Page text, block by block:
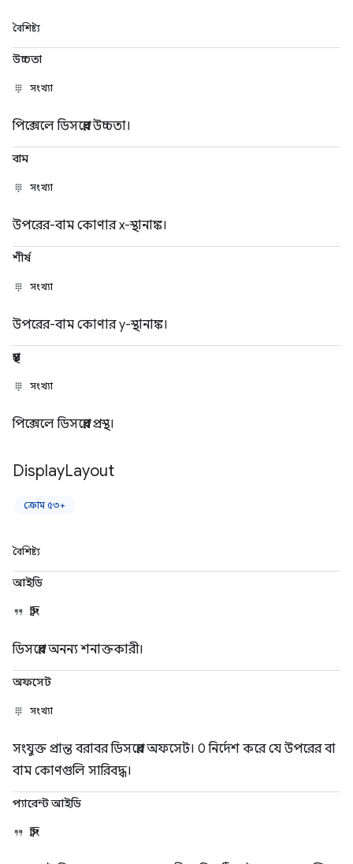
বৈশিষ্ট্য
উচ্চতা
সংখ্যা
পিক্সেলে ডিসপ্লের উচ্চতা।
বাম
সংখ্যা
উপরের-বাম কোণার x-স্থানাঙ্ক।
শীর্ষ
সংখ্যা
উপরের-বাম কোণার y-স্থানাঙ্ক।
প্রস্থ
সংখ্যা
পিক্সেলে ডিসপ্লের প্রস্থ।
DisplayLayout
ক্রোম ৫৩+
বৈশিষ্ট্য
আইডি
স্ট্রিং
ডিসপ্লের অনন্য শনাক্তকারী।
অফসেট
সংখ্যা
সংযুক্ত প্রান্ত বরাবর ডিসপ্লের অফসেট। 0 নির্দেশ করে যে উপরের বা
বাম কোণগুলি সারিবদ্ধ।
প্যারেন্ট আইডি
স্ট্রিং